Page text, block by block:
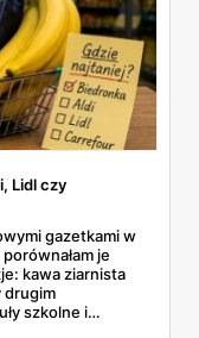
Lidl czy
gazetkami w
je
kawa ziarnista
drugim
szkolne i